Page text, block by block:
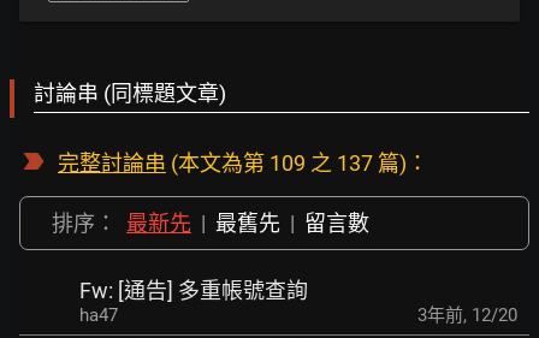
討論串 (同標題文章)
完整討論串 (本文為第 109 之 137 篇)：
排序： 最新先 | 最舊先 | 留言數
Fw: [通告] 多重帳號查詢
ha47 3年前, 12/20